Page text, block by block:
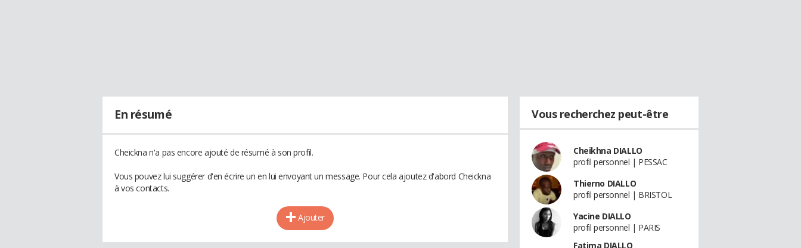
En résumé
Cheickna n'a pas encore ajouté de résumé à son profil.
Vous pouvez lui suggérer d'en écrire un en lui envoyant un message. Pour cela ajoutez d'abord Cheickna
à vos contacts.
Ajouter
Vous recherchez peut-être
Cheikhna DIALLO
profil personnel | PESSAC
Thierno DIALLO
profil personnel | BRISTOL
Yacine DIALLO
profil personnel | PARIS
Fatima DIALLO